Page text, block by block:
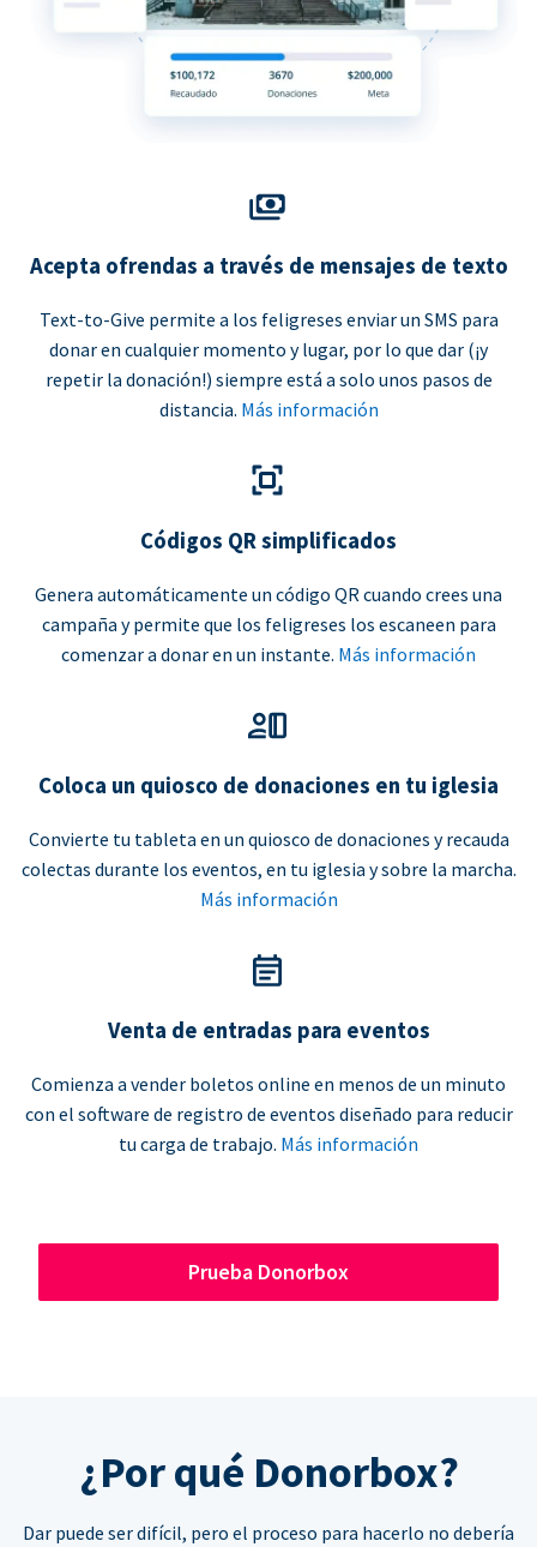
Acepta ofrendas a través de mensajes de texto
Text-to-Give permite a los feligreses enviar un SMS para
donar en cualquier momento y lugar, por lo que dar (¡y
repetir la donación!) siempre está a solo unos pasos de
distancia. Más información
Códigos QR simplificados
Genera automáticamente un código QR cuando crees una
campaña y permite que los feligreses los escaneen para
comenzar a donar en un instante. Más información
Coloca un quiosco de donaciones en tu iglesia
Convierte tu tableta en un quiosco de donaciones y recauda
colectas durante los eventos, en tu iglesia y sobre la marcha.
Más información
Venta de entradas para eventos
Comienza a vender boletos online en menos de un minuto
con el software de registro de eventos diseñado para reducir
tu carga de trabajo. Más información
Prueba Donorbox
¿Por qué Donorbox?
Dar puede ser difícil, pero el proceso para hacerlo no debería